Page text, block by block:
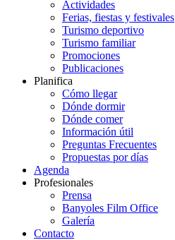
Actividades
Ferias, fiestas y festivales
Turismo deportivo
Turismo familiar
Promociones
Publicaciones
Planifica
Cómo llegar
Dónde dormir
Dónde comer
Información útil
Preguntas Frecuentes
Propuestas por días
Agenda
Profesionales
Prensa
Banyoles Film Office
Galería
Contacto